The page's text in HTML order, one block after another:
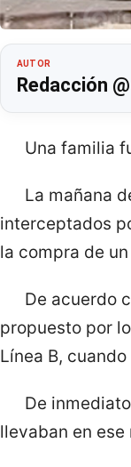
AUTOR
Redacción
Una familia
La mañana
interceptados
la compra de
De acuerdo
propuesto por
Línea B,
De
llevaban en ese